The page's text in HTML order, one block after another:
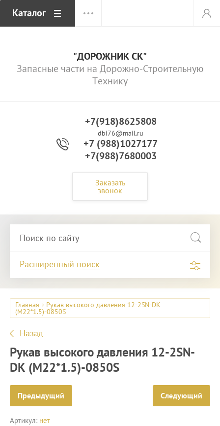
Каталог
"ДОРОЖНИК СК"
Запасные части на Дорожно-Строительную
Технику
+7(918)8625808
dbi76@mail.ru
+7 (988)1027177
+7(988)7680003
Заказать
звонок
Расширенный поиск
Главная Рукав высокого давления 12-2SN-DK
(M22*1.5)-0850S
Назад
Рукав высокого давления 12-2SN-
DK (M22*1.5)-0850S
Предыдущий Следующий
Артикул: нет